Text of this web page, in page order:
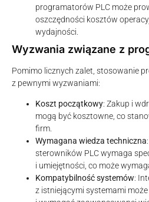
programatorów PLC może
oszczędności kosztów
wydajności.
Wyzwania związane z
Pomimo licznych zalet, stosowanie
z pewnymi wyzwaniami:
Koszt początkowy: Zakup i
mogą być kosztowne, co
firm.
Wymagana wiedza techniczna
sterowników PLC wymaga
i umiejętności, co może
Kompatybilność systemów:
z istniejącymi systemami